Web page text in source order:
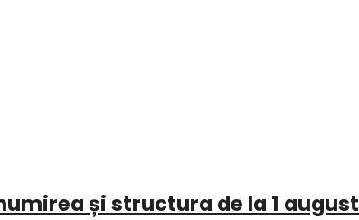
și structura de la 1 august